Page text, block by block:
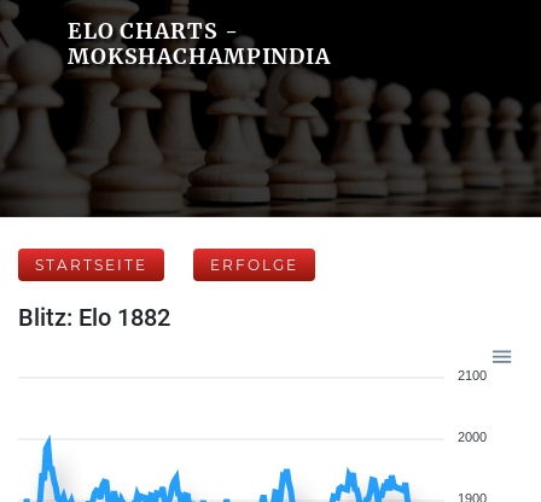
ELO CHARTS -
MOKSHACHAMPINDIA
STARTSEITE ERFOLGE
Blitz: Elo 1882
2100
2000
1900